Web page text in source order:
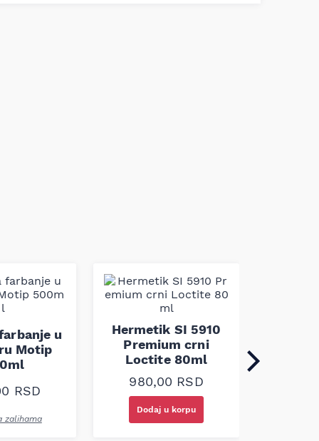
u
Motip
RSD
zalihama
Hermetik SI 5910
Premium crni
Loctite 80ml
980,00 RSD
Dodaj u korpu